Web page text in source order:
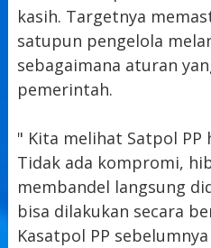
kasih. Targetnya
satupun pengelola
sebagaimana aturan
pemerintah.
" Kita melihat Satpol PP
Tidak ada kompromi,
membandel langsung
bisa dilakukan secara
Kasatpol PP